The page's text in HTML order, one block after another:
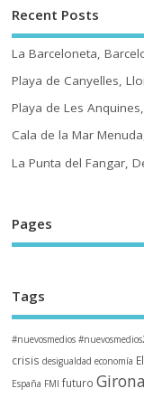
Recent Posts
La Barceloneta,
Playa de Canyelles,
Playa de Les
Cala de la Mar
La Punta del Fangar,
Pages
Tags
#nuevosmedios
crisis desigualdad economía
España FMI futuro Girona